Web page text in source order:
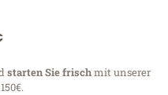
starten Sie frischmit unserer